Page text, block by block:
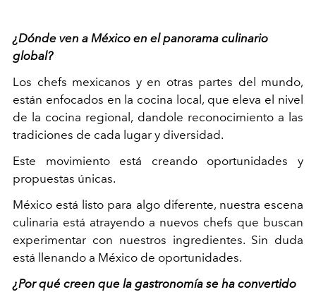
¿Dónde ven a México en el panorama culinario
global?
Los chefs mexicanos y en otras partes del mundo,
están enfocados en la cocina local, que eleva el nivel
de la cocina regional, dandole reconocimiento a las
tradiciones de cada lugar y diversidad.
Este movimiento está creando oportunidades y
propuestas únicas.
México está listo para algo diferente, nuestra escena
culinaria está atrayendo a nuevos chefs que buscan
experimentar con nuestros ingredientes. Sin duda
está llenando a México de oportunidades.
¿Por qué creen que la gastronomía se ha convertido